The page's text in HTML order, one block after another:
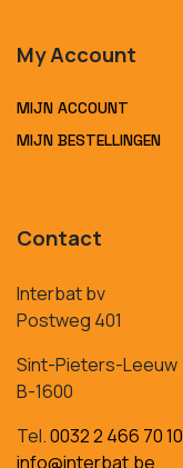
My Account
MIJN ACCOUNT
MIJN BESTELLINGEN
Contact
Interbat bv
Postweg 401
Sint-Pieters-Leeuw
B-1600
Tel.0032 2 466 70 10
info@interbat.be